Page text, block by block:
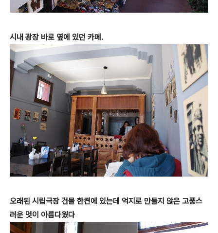
시내 광장 바로 옆에 있던 카페.
오래된 시립극장 건물 한켠에 있는데 억지로 만들지 않은 고풍스
러운 멋이 아름다웠다